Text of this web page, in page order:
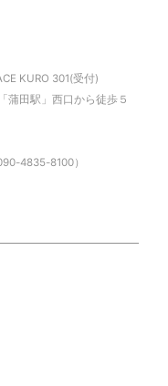
KURO 301(受付)
蒲田駅」西口から徒歩５
4835-8100）